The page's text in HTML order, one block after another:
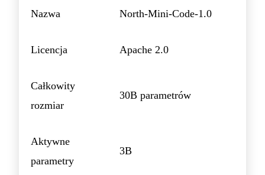
Nazwa North-Mini-Code-1.0
Licencja Apache 2.0
Całkowity
rozmiar
30B parametrów
Aktywne
parametry
3B